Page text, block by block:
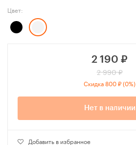
Цвет:
2 190 ₽
2 990 ₽
Скидка 800 ₽ (0%)
Нет в наличии
Добавить в избранное